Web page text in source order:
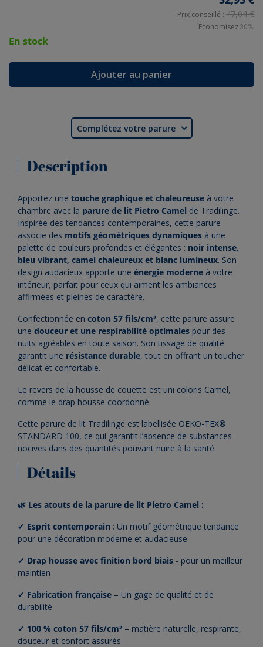
Prix conseillé : 47,04 €
Économisez 30%
En stock
Ajouter au panier
Complétez votre parure 
Description
Apportez une touche graphique et chaleureuse à votre
chambre avec la parure de lit Pietro Camel de Tradilinge.
Inspirée des tendances contemporaines, cette parure
associe des motifs géométriques dynamiques à une
palette de couleurs profondes et élégantes : noir intense,
bleu vibrant, camel chaleureux et blanc lumineux. Son
design audacieux apporte une énergie moderne à votre
intérieur, parfait pour ceux qui aiment les ambiances
affirmées et pleines de caractère.
Confectionnée en coton 57 fils/cm², cette parure assure
une douceur et une respirabilité optimales pour des
nuits agréables en toute saison. Son tissage de qualité
garantit une résistance durable, tout en offrant un toucher
délicat et confortable.
Le revers de la housse de couette est uni coloris Camel,
comme le drap housse coordonné.
Cette parure de lit Tradilinge est labellisée OEKO-TEX®
STANDARD 100, ce qui garantit l’absence de substances
nocives dans des quantités pouvant nuire à la santé.
Détails
🌿 Les atouts de la parure de lit Pietro Camel :
✔ Esprit contemporain : Un motif géométrique tendance
pour une décoration moderne et audacieuse
✔ Drap housse avec finition bord biais - pour un meilleur
maintien
✔ Fabrication française – Un gage de qualité et de
durabilité
✔ 100 % coton 57 fils/cm² – matière naturelle, respirante,
douceur et confort assurés